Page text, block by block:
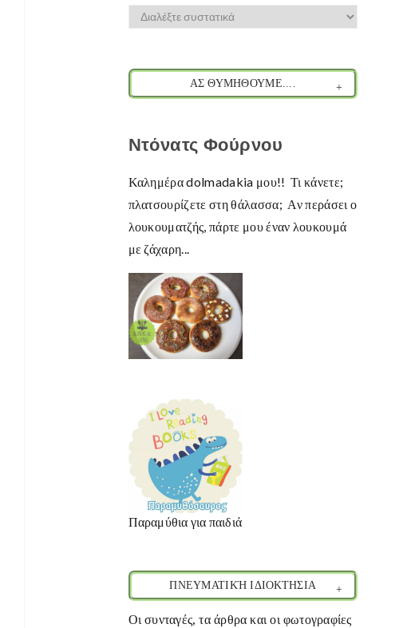
ΑΣ ΘΥΜΗΘΟΥΜΕ....
Ντόνατς Φούρνου
Καλημέρα dolmadakia μου!! Τι κάνετε;
πλατσουρίζετε στη θάλασσα; Αν περάσει ο
λουκουματζής, πάρτε μου έναν λουκουμά
με ζάχαρη...
Παραμύθια για παιδιά
ΠΝΕΥΜΑΤΙΚΉ ΙΔΙΟΚΤΗΣΙΑ
Οι συνταγές, τα άρθρα και οι φωτογραφίες